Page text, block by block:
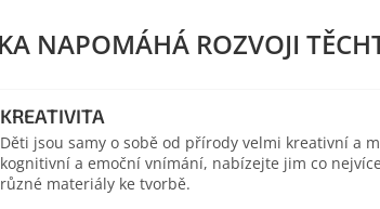
KREATIVITA
Děti jsou samy o sobě od přírody velmi kreativní a
kognitivní a emoční vnímání, nabízejte jim co
různé materiály ke tvorbě.